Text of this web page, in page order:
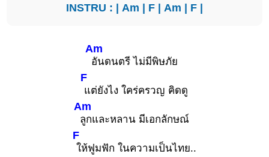
INSTRU : | Am | F | Am | F |
Am
อันดนตรี ไม่มีพิษภัย
F
แต่ยังไง ใคร่ครวญ คิดดู
Am
ลูกและหลาน มีเอกลักษณ์
F
ให้ฟูมฟัก ในความเป็นไทย..